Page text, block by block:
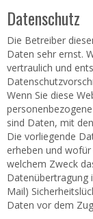
Datenschutz
Die Betreiber
Daten sehr ernst.
vertraulich und
Wenn Sie diese
sind Daten, mit
Die vorliegende
erheben und
welchem Zweck
Datenübertragung
Mail)
Daten vor dem